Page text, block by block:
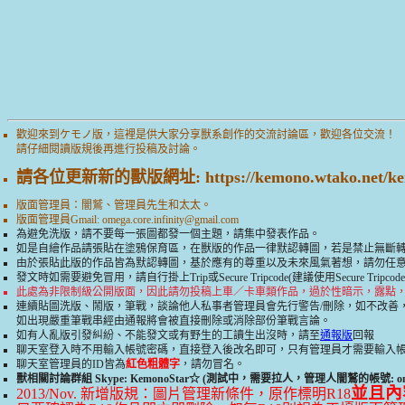
歡迎來到ケモノ版，這裡是供大家分享獸系創作的交流討論區，歡迎各位交流！
請仔細閱讀版規後再進行投稿及討論。
請各位更新新的獸版網址: https://kemono.wtako.net/
版面管理員：闇鷲、管理員先生和太太。
版面管理員Gmail: omega.core.infinity@gmail.com
為避免洗版，請不要每一張圖都發一個主題，請集中發表作品。
如是自繪作品請張貼在塗鴉保育區，在獸版的作品一律默認轉圖，若是禁止無斷
由於張貼此版的作品皆為默認轉圖，基於應有的尊重以及未來風氣著想，請勿任
發文時如需要避免冒用，請自行掛上Trip或Secure Tripcode(建議使用Secure
此處為非限制級公開版面，因此請勿投稿上車／卡車類作品，過於性暗示，露點
連續貼圖洗版、鬧版，筆戰，談論他人私事者管理員會先行警告/刪除，如不改
如出現嚴重筆戰串經由通報將會被直接刪除或消除部份筆戰言論。
如有人亂版引發糾紛、不能發文或有野生的工讀生出沒時，請至通報版 回報
聊天室登入時不用輸入帳號密碼，直接登入後改名即可，只有管理員才需要輸入
聊天室管理員的ID皆為紅色粗體字 ，請勿冒名。
獸相關討論群組 Skype: KemonoStar☆ (測試中，需要拉人，管理人闇鷲的帳號:
2013/Nov. 新增版規：圖片管理新條件，原作標明R18並且